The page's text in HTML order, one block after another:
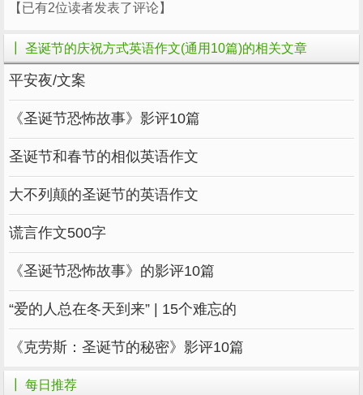
吗？”妈妈笑了笑说：“傻孩子，怎么会呢？那只
是个故事，都是瞎编的。”我生气极了，“不，你
骗人，那不是故事，是真实的。”我气得哭了起
来。
晚上，我按照伙伴说的那样做——把圣诞袜
挂在床边，便睡着了。
第二天，我往袜子里头一看，果然有一份礼
物，我太高兴了，拿着礼物给坐在客厅的爸爸妈
妈看。“爸妈，看。”我指了指礼物笑着说，“这是
圣诞老人送我的，我说那就是真实的吧！”爸爸
也笑了笑说：“呵！还真有圣诞老人啦！真好！
呵呵！”
接下来的4年，我也同样收到了圣诞礼物。
什么样子的呢？不如，今晚他送礼物来的时候，
【已有2位读者发表了评论】
┃ 圣诞节的庆祝方式英语作文(通用10篇)的相关文章
平安夜/文案
《圣诞节恐怖故事》影评10篇
圣诞节和春节的相似英语作文
大不列颠的圣诞节的英语作文
谎言作文500字
《圣诞节恐怖故事》的影评10篇
“爱的人总在冬天到来” | 15个难忘的
《克劳斯：圣诞节的秘密》影评10篇
┃ 每日推荐